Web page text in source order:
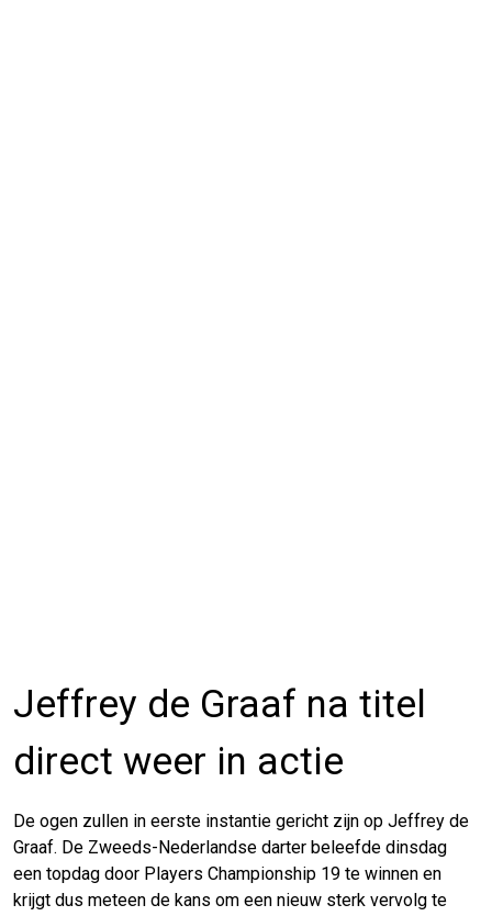
Jeffrey de Graaf na titel
direct weer in actie
De ogen zullen in eerste instantie gericht zijn op Jeffrey de
Graaf. De Zweeds-Nederlandse darter beleefde dinsdag
een topdag door Players Championship 19 te winnen en
krijgt dus meteen de kans om een nieuw sterk vervolg te